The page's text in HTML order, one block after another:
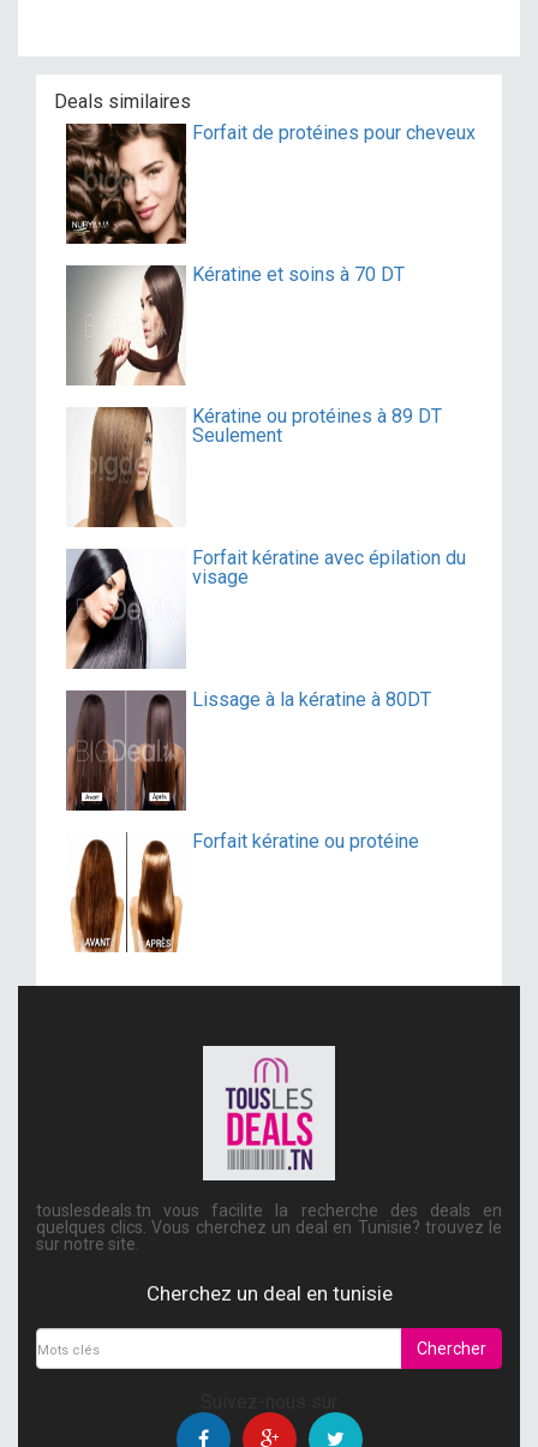
Deals similaires
Forfait de protéines pour cheveux
Kératine et soins à 70 DT
Kératine ou protéines à 89 DT
Seulement
Forfait kératine avec épilation du
visage
Lissage à la kératine à 80DT
Forfait kératine ou protéine
touslesdeals.tn vous facilite la recherche des deals en
quelques clics. Vous cherchez un deal en Tunisie? trouvez le
sur notre site.
Cherchez un deal en tunisie
Chercher